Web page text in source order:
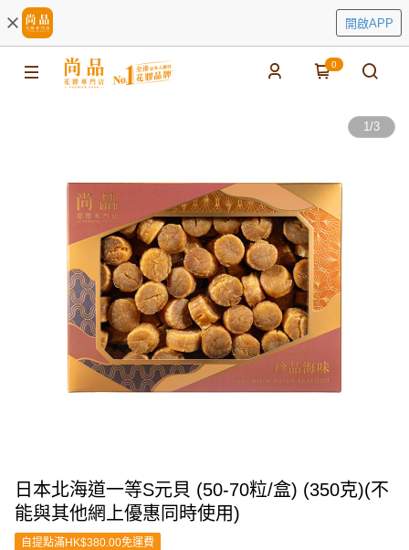
開啟APP
0
1/3
日本北海道一等S元貝 (50-70粒/盒) (350克)(不
能與其他網上優惠同時使用)
自提點滿HK$380.00免運費